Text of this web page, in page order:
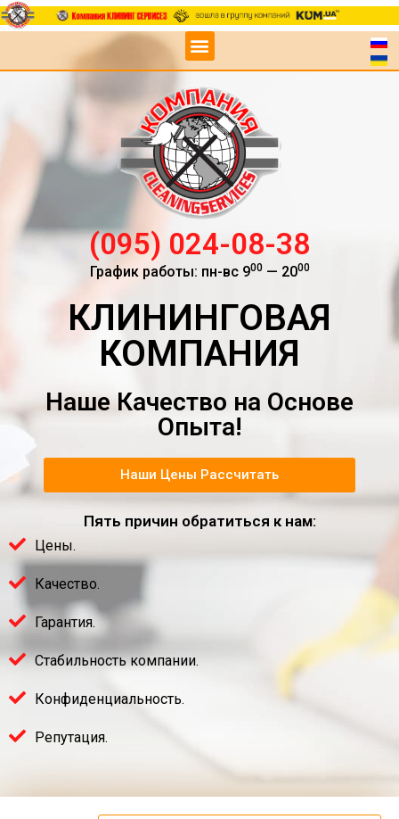
(095) 024-08-38
График работы: пн-вс 900— 2000
КЛИНИНГОВАЯ
КОМПАНИЯ
Наше Качество на Основе
Опыта!
Наши Цены Рассчитать
Пять причин обратиться к нам:
Цены.
Качество.
Гарантия.
Стабильность компании.
Конфиденциальность.
Репутация.